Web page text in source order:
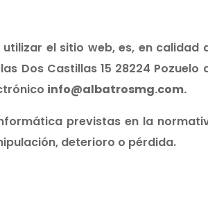
el sitio web, es, en calidad
Dos Castillas 15 28224 Pozuelo
info@albatrosmg.com.
previstas en la
deterioro o pérdida.